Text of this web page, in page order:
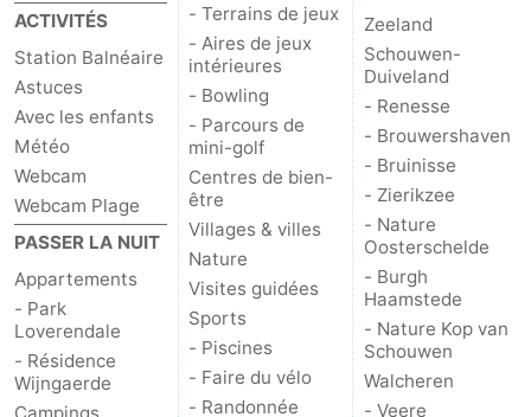
ACTIVITÉS
Station Balnéaire
Astuces
Avec les enfants
Météo
Webcam
Webcam Plage
PASSER LA NUIT
Appartements
- Park
Loverendale
- Résidence
Wijngaerde
Campings
- Terrains de jeux
- Aires de jeux
intérieures
- Bowling
- Parcours de
mini-golf
Centres de bien-
être
Villages & villes
Nature
Visites guidées
Sports
- Piscines
- Faire du vélo
- Randonnée
Zeeland
Schouwen-
Duiveland
- Renesse
- Brouwershaven
- Bruinisse
- Zierikzee
- Nature
Oosterschelde
- Burgh
Haamstede
- Nature Kop van
Schouwen
Walcheren
- Veere